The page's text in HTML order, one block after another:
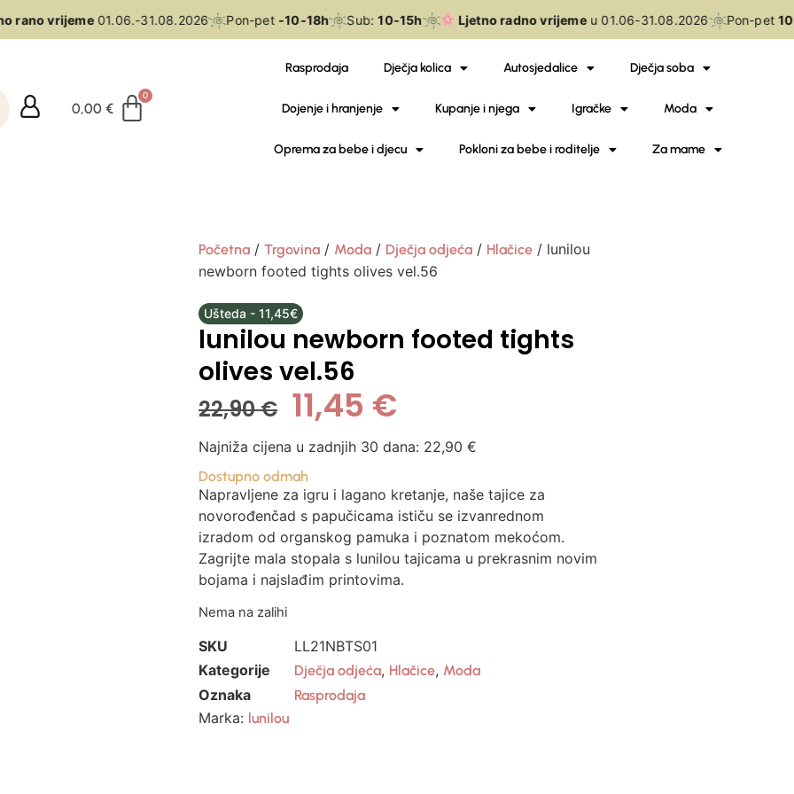
rano vrijeme01.06.-31.08.2026 Pon-pet-10-18h Sub:10-15h Ljetno radno vrijemeu 01.06-31.08.2026 Pon-pet10-
0,00€
Rasprodaja Dječja kolica Autosjedalice Dječja soba
Dojenje i hranjenje Kupanje i njega Igračke Moda
Oprema za bebe i djecu Pokloni za bebe i roditelje Za mame
Početna / Trgovina / Moda / Dječja odjeća / Hlačice / lunilou
newborn footed tights olives vel.56
Ušteda - 11,45€
lunilou newborn footed tights
olives vel.56
22,90€ 11,45 €
Najniža cijena u zadnjih 30 dana: 22,90 €
Dostupno odmah
Napravljene za igru i lagano kretanje, naše tajice za
novorođenčad s papučicama ističu se izvanrednom
izradom od organskog pamuka i poznatom mekoćom.
Zagrijte mala stopala s lunilou tajicama u prekrasnim novim
bojama i najslađim printovima.
Nema na zalihi
SKU
LL21NBTS01
Kategorije
Dječja odjeća, Hlačice, Moda
Oznaka Rasprodaja
Marka: lunilou